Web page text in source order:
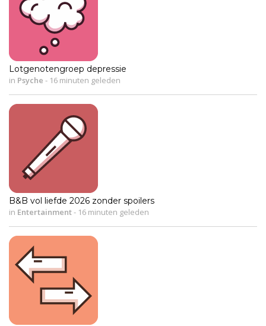
Lotgenotengroep depressie
in Psyche - 16 minuten geleden
B&B vol liefde 2026 zonder spoilers
in Entertainment- 16 minuten geleden